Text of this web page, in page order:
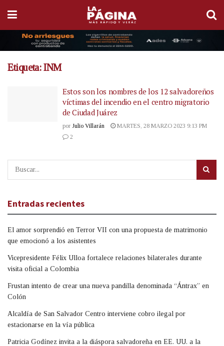
Etiqueta:INM
Estos son los nombres de los 12 salvadoreños
víctimas del incendio en el centro migratorio
de Ciudad Juárez
por Julio Villarán
MARTES, 28 MARZO 2023 9:13 PM
2
Entradas recientes
El amor sorprendió en Terror VII con una propuesta de matrimonio
que emocionó a los asistentes
Vicepresidente Félix Ulloa fortalece relaciones bilaterales durante
visita oficial a Colombia
Frustan intento de crear una nueva pandilla denominada “Ántrax” en
Colón
Alcaldía de San Salvador Centro interviene cobro ilegal por
estacionarse en la vía pública
Patricia Godínez invita a la diáspora salvadoreña en EE. UU. a la